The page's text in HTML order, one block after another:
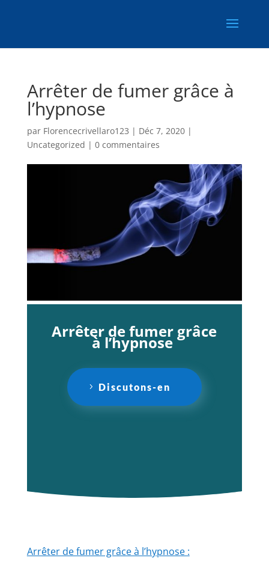
Arrêter de fumer grâce à
l’hypnose
par Florencecrivellaro123 | Déc 7, 2020|
Uncategorized | 0 commentaires
Arrêter de fumer grâce
à l’hypnose
Discutons-en
Arrêter de fumer grâce à l’hypnose :